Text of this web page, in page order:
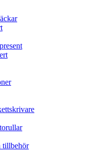
tillbehör